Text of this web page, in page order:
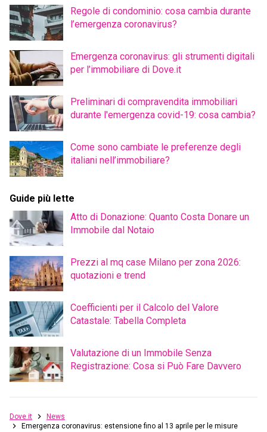
Regole di condominio: cosa cambia durante
l’emergenza coronavirus?
Emergenza coronavirus: gli strumenti digitali
per l’immobiliare di Dove.it
Preliminari di compravendita immobiliari
durante l'emergenza covid-19: cosa cambia?
Come sono cambiate le preferenze degli
italiani nell’immobiliare?
Guide più lette
Atto di Donazione: Quanto Costa Donare un
Immobile dal Notaio
Prezzi al mq case Milano per zona 2026:
quotazioni e trend
Coefficienti per il Calcolo del Valore
Catastale: Tabella Completa
Valutazione di un Immobile Senza
Registrazione: Cosa si Può Fare Davvero
Dove.it
News
Emergenza coronavirus: estensione fino al 13 aprile per le misure